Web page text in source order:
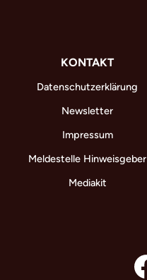
KONTAKT
Datenschutzerklärung
Newsletter
Impressum
Meldestelle Hinweisgeber
Mediakit